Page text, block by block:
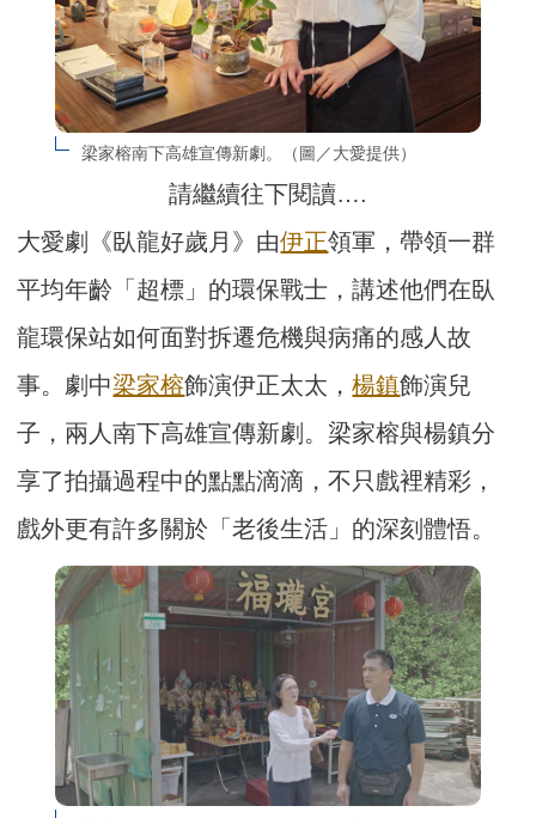
梁家榕南下高雄宣傳新劇。（圖／大愛提供）
請繼續往下閱讀….
大愛劇《臥龍好歲月》由伊正領軍，帶領一群
平均年齡「超標」的環保戰士，講述他們在臥
龍環保站如何面對拆遷危機與病痛的感人故
事。劇中梁家榕飾演伊正太太，楊鎮飾演兒
子，兩人南下高雄宣傳新劇。梁家榕與楊鎮分
享了拍攝過程中的點點滴滴，不只戲裡精彩，
戲外更有許多關於「老後生活」的深刻體悟。